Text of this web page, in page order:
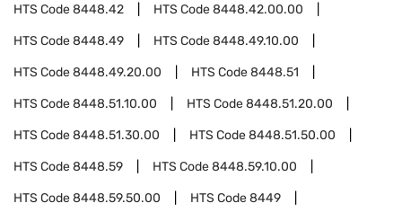
HTS Code8448.42 HTS Code8448.42.00.00
HTS Code8448.49 HTS Code8448.49.10.00
HTS Code8448.49.20.00 HTS Code8448.51
HTS Code8448.51.10.00 HTS Code8448.51.20.00
HTS Code8448.51.30.00 HTS Code8448.51.50.00
HTS Code8448.59 HTS Code8448.59.10.00
HTS Code8448.59.50.00 HTS Code8449